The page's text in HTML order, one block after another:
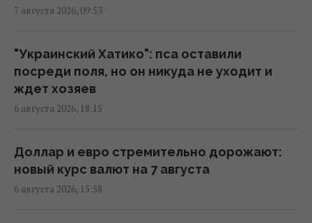
Камера в подъезде и во дворе: когда
когда нельзя
07:50 пятница, 07 августа 2026
"Это просто сафари": жители Запорожья
дронов
07:46 пятница, 07 августа 2026
7 августа 2026, 09:53
"Украинский Хатико": пса оставили
посреди поля, но он никуда не уходит и
ждет хозяев
6 августа 2026, 18:15
Доллар и евро стремительно дорожают:
новый курс валют на 7 августа
6 августа 2026, 15:58